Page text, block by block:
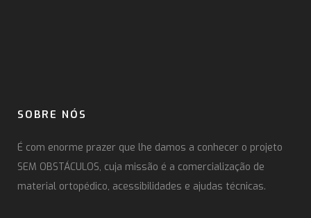
SOBRE NÓS
É com enorme prazer que lhe damos a conhecer o projeto
SEM OBSTÁCULOS, cuja missão é a comercialização de
material ortopédico, acessibilidades e ajudas técnicas.